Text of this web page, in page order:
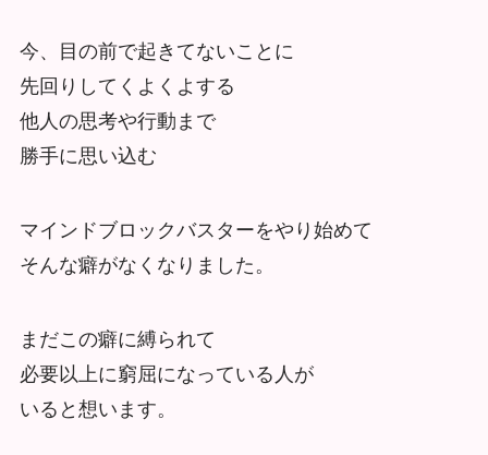
今、目の前で起きてないことに
先回りしてくよくよする
他人の思考や行動まで
勝手に思い込む
マインドブロックバスターをやり始めて
そんな癖がなくなりました。
まだこの癖に縛られて
必要以上に窮屈になっている人が
いると想います。